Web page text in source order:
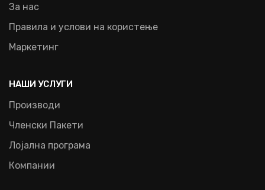
За нас
Правила и услови на користење
Маркетинг
НАШИ УСЛУГИ
Производи
Членски Пакети
Лојална програма
Компании